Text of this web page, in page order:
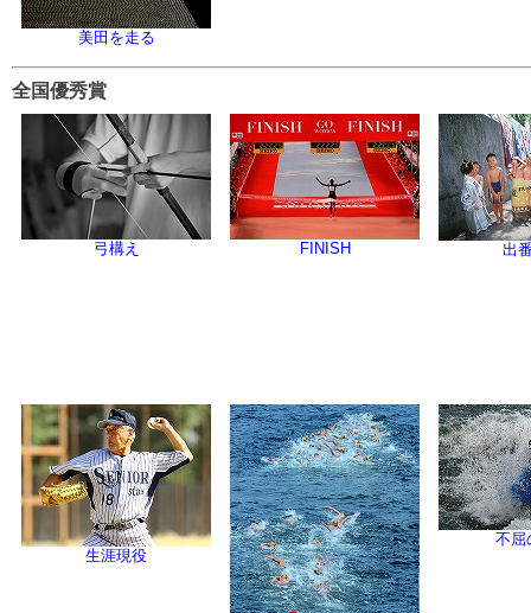
美田を走る
全国優秀賞
弓構え FINISH 出
生涯現役
不屈